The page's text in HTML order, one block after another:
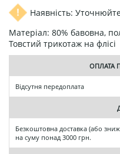
Наявність:
Матеріал: 80% бавовна,
Товстий трикотаж на флісі
ОПЛАТА
Відсутня передоплата
Безкоштовна доставка (або
на суму понад 3000 грн.